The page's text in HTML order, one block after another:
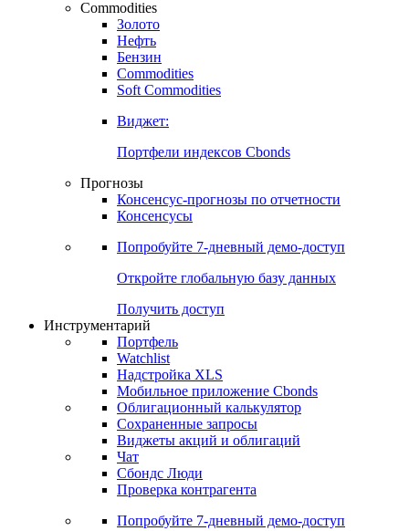
Commodities
Золото
Нефть
Бензин
Commodities
Soft Commodities
Виджет:
Портфели индексов Cbonds
Прогнозы
Консенсус-прогнозы по отчетности
Консенсусы
Попробуйте 7-дневный демо-доступ
Откройте глобальную базу данных
Получить доступ
Инструментарий
Портфель
Watchlist
Надстройка XLS
Мобильное приложение Cbonds
Облигационный калькулятор
Сохраненные запросы
Виджеты акций и облигаций
Чат
Сбондс Люди
Проверка контрагента
Попробуйте 7-дневный демо-доступ